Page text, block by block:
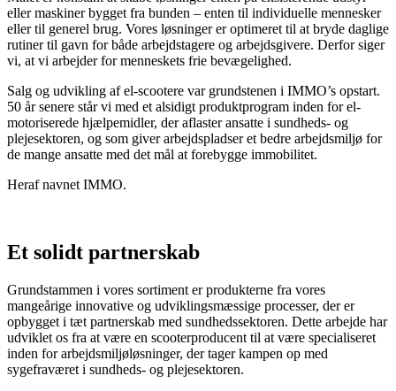
eller maskiner bygget fra bunden – enten til individuelle mennesker
eller til generel brug. Vores løsninger er optimeret til at bryde daglige
rutiner til gavn for både arbejdstagere og arbejdsgivere. Derfor siger
vi, at vi arbejder for menneskets frie bevægelighed.
Salg og udvikling af el-scootere var grundstenen i IMMO’s opstart.
50 år senere står vi med et alsidigt produktprogram inden for el-
motoriserede hjælpemidler, der aflaster ansatte i sundheds- og
plejesektoren, og som giver arbejdspladser et bedre arbejdsmiljø for
de mange ansatte med det mål at forebygge immobilitet.
Heraf navnet IMMO.
Et solidt partnerskab
Grundstammen i vores sortiment er produkterne fra vores
mangeårige innovative og udviklingsmæssige processer, der er
opbygget i tæt partnerskab med sundhedssektoren. Dette arbejde har
udviklet os fra at være en scooterproducent til at være specialiseret
inden for arbejdsmiljøløsninger, der tager kampen op med
sygefraværet i sundheds- og plejesektoren.